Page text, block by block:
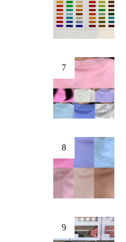
7
8
9